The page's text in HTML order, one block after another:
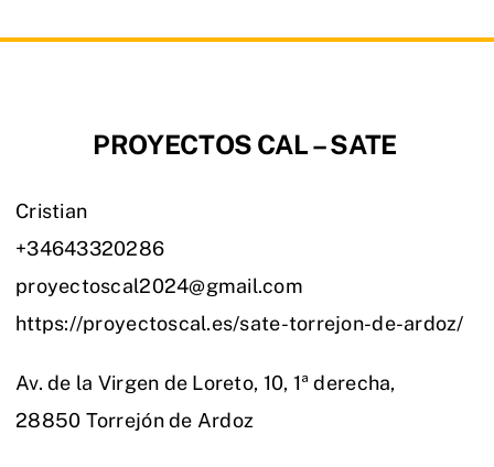
PROYECTOS CAL – SATE
Cristian
+34643320286
proyectoscal2024@gmail.com
https://proyectoscal.es/sate-torrejon-de-ardoz/
Av. de la Virgen de Loreto, 10, 1ª derecha,
28850 Torrejón de Ardoz